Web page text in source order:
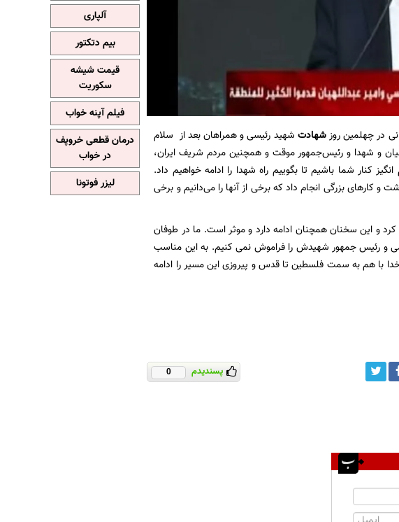
در چهلمین روزشهادت شهید رئیسی و همراهان بعد از سلام
و شهدا و رئیس‌جمهور موقت و همچنین مردم شریف ایران،
کنار شما باشیم تا بگوییم راه شهدا را ادامه خواهیم داد.
کارهای بزرگی انجام داد که برخی از آنها را می‌دانیم و برخی
و این سخنان همچنان ادامه دارد و موثر است. ما در طوفان
و رئیس جمهور شهیدش را فراموش نمی‌ کنیم. به این مناسب
با هم به سمت فلسطین تا قدس و پیروزی این مسیر را ادامه
پسندیدم 0
آلپاری
بیم دتکتور
قیمت شیشه
سکوریت
فیلم آپنه خواب
درمان قطعی خروپف
در خواب
لیزر فوتونا